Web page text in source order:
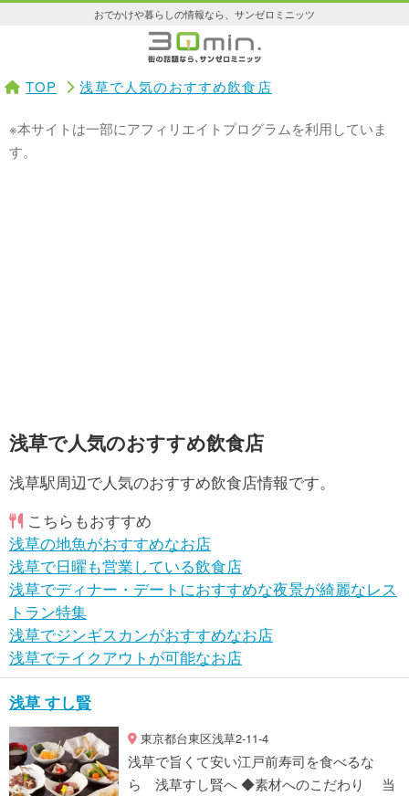
おでかけや暮らしの情報なら、サンゼロミニッツ
TOP 浅草で人気のおすすめ飲食店
※本サイトは一部にアフィリエイトプログラムを利用していま
す。
浅草で人気のおすすめ飲食店
浅草駅周辺で人気のおすすめ飲食店情報です。
こちらもおすすめ
浅草の地魚がおすすめなお店
浅草で日曜も営業している飲食店
浅草でディナー・デートにおすすめな夜景が綺麗なレス
トラン特集
浅草でジンギスカンがおすすめなお店
浅草でテイクアウトが可能なお店
浅草 すし賢
東京都台東区浅草2-11-4
浅草で旨くて安い江戸前寿司を食べるな
ら 浅草すし賢へ ◆素材へのこだわり 当